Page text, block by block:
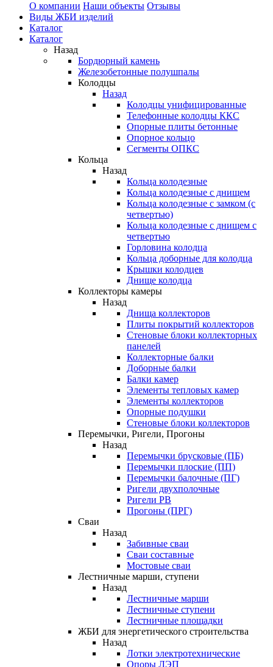
О компании Наши объекты Отзывы
Виды ЖБИ изделий
Каталог
Каталог
Назад
Бордюрный камень
Железобетонные полушпалы
Колодцы
Назад
Колодцы унифицированные
Телефонные колодцы ККС
Опорные плиты бетонные
Опорное кольцо
Сегменты ОПКС
Кольца
Назад
Кольца колодезные
Кольца колодезные с днищем
Кольца колодезные с замком (с
четвертью)
Кольца колодезные с днищем с
четвертью
Горловина колодца
Кольца доборные для колодца
Крышки колодцев
Днище колодца
Коллекторы камеры
Назад
Днища коллекторов
Плиты покрытий коллекторов
Стеновые блоки коллекторных
панелей
Коллекторные балки
Доборные балки
Балки камер
Элементы тепловых камер
Элементы коллекторов
Опорные подушки
Стеновые блоки коллекторов
Перемычки, Ригели, Прогоны
Назад
Перемычки брусковые (ПБ)
Перемычки плоские (ПП)
Перемычки балочные (ПГ)
Ригели двухполочные
Ригели РВ
Прогоны (ПРГ)
Сваи
Назад
Забивные сваи
Сваи составные
Мостовые сваи
Лестничные марши, ступени
Назад
Лестничные марши
Лестничные ступени
Лестничные площадки
ЖБИ для энергетического строительства
Назад
Лотки электротехнические
Опоры ЛЭП